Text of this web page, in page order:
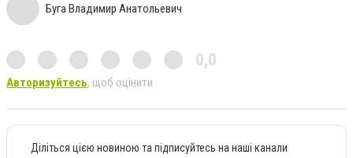
Буга Владимир Анатольевич
0,0
Авторизуйтесь, щоб оцінити
Діліться цією новиною та підписуйтесь на наші канали